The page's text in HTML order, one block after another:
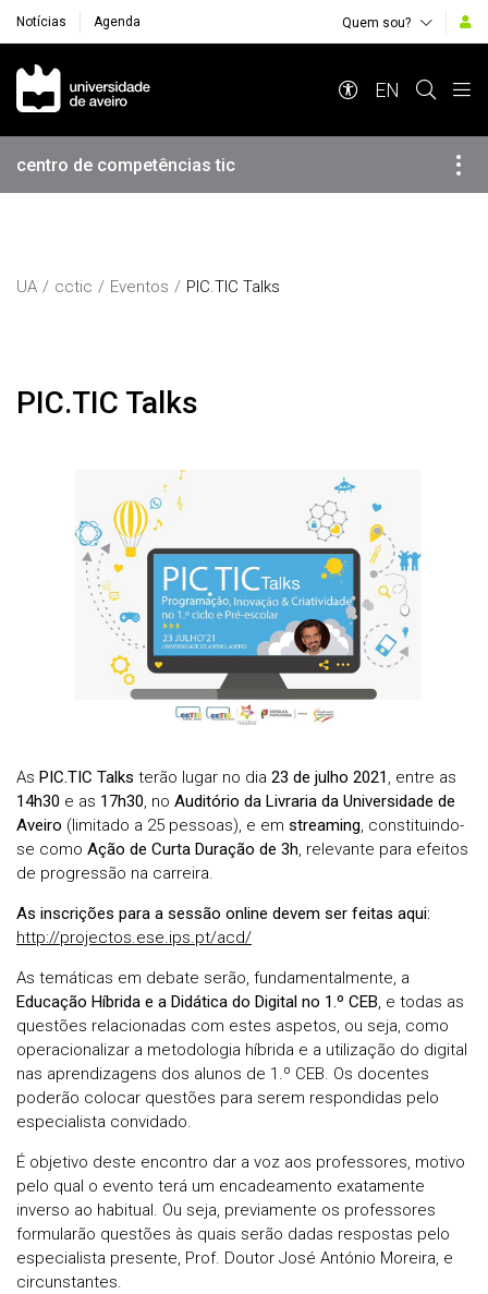
Notícias Agenda Quem sou?
Navegação Principal
EN
centro de competências tic
UA cctic Eventos PIC.TIC Talks
PIC.TIC Talks
As PIC.TIC Talks terão lugar no dia 23 de julho 2021, entre as
14h30 e as 17h30, no Auditório da Livraria da Universidade de
Aveiro (limitado a 25 pessoas), e em streaming, constituindo-
se como Ação de Curta Duração de 3h, relevante para efeitos
de progressão na carreira.
As inscrições para a sessão online devem ser feitas aqui:
http://projectos.ese.ips.pt/acd/
As temáticas em debate serão, fundamentalmente, a
Educação Híbrida e a Didática do Digital no 1.º CEB, e todas as
questões relacionadas com estes aspetos, ou seja, como
operacionalizar a metodologia híbrida e a utilização do digital
nas aprendizagens dos alunos de 1.º CEB. Os docentes
poderão colocar questões para serem respondidas pelo
especialista convidado.
É objetivo deste encontro dar a voz aos professores, motivo
pelo qual o evento terá um encadeamento exatamente
inverso ao habitual. Ou seja, previamente os professores
formularão questões às quais serão dadas respostas pelo
especialista presente, Prof. Doutor José António Moreira, e
circunstantes.